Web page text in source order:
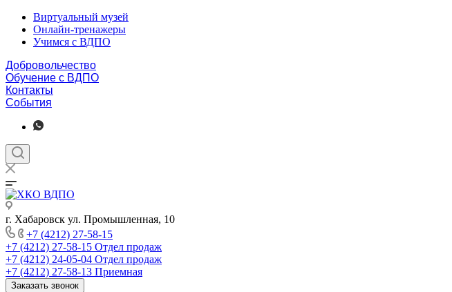
Виртуальный музей
Онлайн-тренажеры
Учимся с ВДПО
Добровольчество
Обучение с ВДПО
Контакты
События
г. Хабаровск ул. Промышленная, 10
+7 (4212) 27-58-15
+7 (4212) 27-58-15 Отдел продаж
+7 (4212) 24-05-04 Отдел продаж
+7 (4212) 27-58-13 Приемная
Заказать звонок